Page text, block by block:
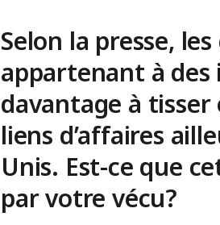
Selon la presse,
appartenant à
davantage à
liens d’affaires
Unis. Est-ce que
par votre vécu?